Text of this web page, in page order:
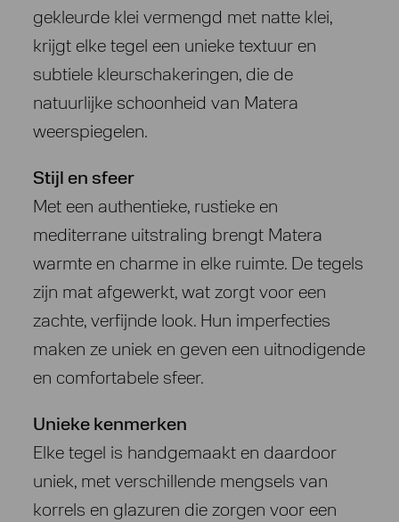
gekleurde klei vermengd met natte klei,
krijgt elke tegel een unieke textuur en
subtiele kleurschakeringen, die de
natuurlijke schoonheid van Matera
weerspiegelen.
Stijl en sfeer
Met een authentieke, rustieke en
mediterrane uitstraling brengt Matera
warmte en charme in elke ruimte. De tegels
zijn mat afgewerkt, wat zorgt voor een
zachte, verfijnde look. Hun imperfecties
maken ze uniek en geven een uitnodigende
en comfortabele sfeer.
Unieke kenmerken
Elke tegel is handgemaakt en daardoor
uniek, met verschillende mengsels van
korrels en glazuren die zorgen voor een